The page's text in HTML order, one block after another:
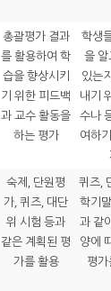
총괄평가 결과
를 활용하여 학
습을 향상시키
기 위한 피드백
과 교수 활동을
하는 평가
학생
을
있는
내기
수나
여하
숙제, 단원평
가, 퀴즈, 대단
위 시험 등과
같은 계획된 평
가를 활용
퀴즈,
학기
과 같
양에
평